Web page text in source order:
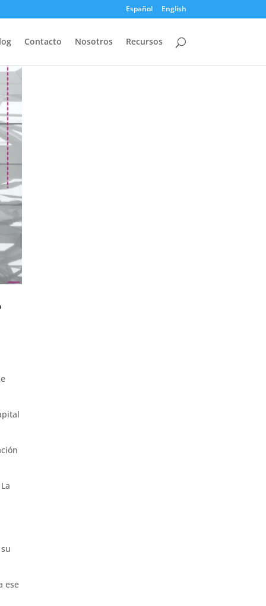
Español English
Contacto Nosotros Recursos
ese